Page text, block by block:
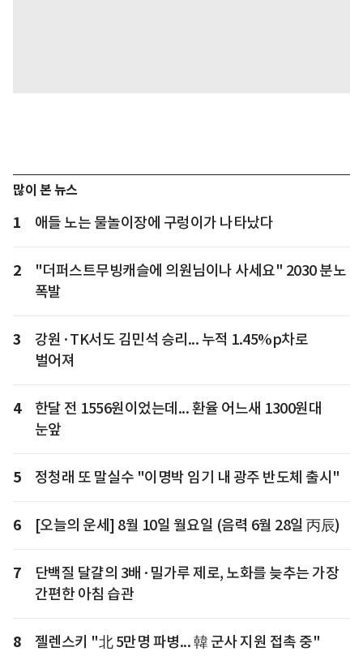
많이 본 뉴스
1 애들 노는 물놀이장에 구렁이가 나타났다
2
"더퍼스트무빙캐슬에 의원님이나 사세요" 2030 분노
폭발
3
강원·TK서도 김민석 승리... 누적 1.45%p차로
벌어져
4
한달 전 1556원이었는데... 환율 어느새 1300원대
눈앞
5 정청래 또 말실수 "이명박 임기 내 광주 반도체 출시"
6 [오늘의 운세] 8월 10일 월요일 (음력 6월 28일 丙辰)
7
단백질 달걀의 3배·밀가루 제로, 노화를 늦추는 가장
간편한 아침 습관
8 젤렌스키 "北 5만명 파병... 韓 군사 지원 접촉 중"